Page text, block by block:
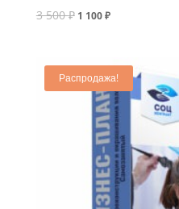
3 500₽ 1 100₽
Распродажа!